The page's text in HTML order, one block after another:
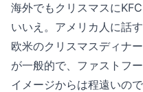
海外でもクリスマスに
いいえ。アメリカ人に話
欧米のクリスマスディナ
が一般的で、ファストフ
イメージからは程遠いので